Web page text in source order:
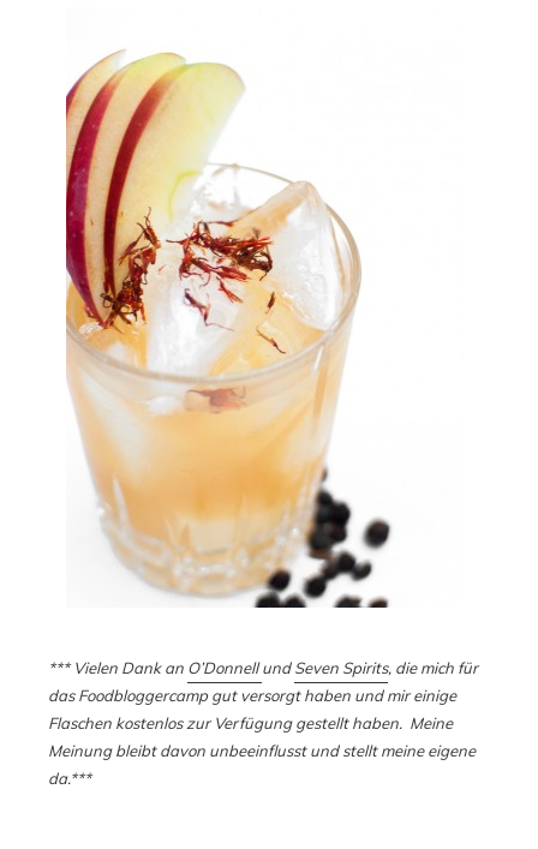
*** Vielen Dank an O’DonnellundSeven Spirits, die mich für
das Foodbloggercamp gut versorgt haben und mir einige
Flaschen kostenlos zur Verfügung gestellt haben. Meine
Meinung bleibt davon unbeeinflusst und stellt meine eigene
da.***